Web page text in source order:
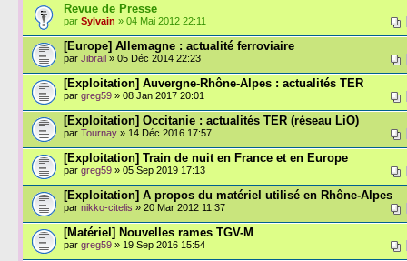
Revue de Presse
par Sylvain » 04 Mai 2012 22:11
[Europe] Allemagne : actualité ferroviaire
par Jibrail » 05 Déc 2014 22:23
[Exploitation] Auvergne-Rhône-Alpes : actualités TER
par greg59 » 08 Jan 2017 20:01
[Exploitation] Occitanie : actualités TER (réseau LiO)
par Tournay » 14 Déc 2016 17:57
[Exploitation] Train de nuit en France et en Europe
par greg59 » 05 Sep 2019 17:13
[Exploitation] A propos du matériel utilisé en Rhône-Alpes
par nikko-citelis » 20 Mar 2012 11:37
[Matériel] Nouvelles rames TGV-M
par greg59 » 19 Sep 2016 15:54